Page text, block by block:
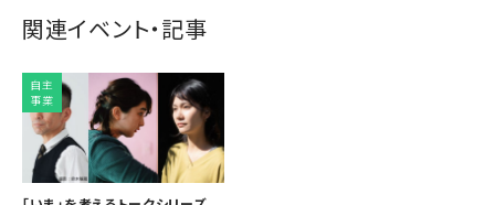
関連イベント・記事
自主
事業